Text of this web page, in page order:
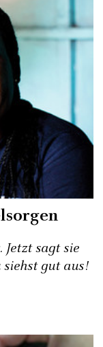
sagt sie
gut aus!